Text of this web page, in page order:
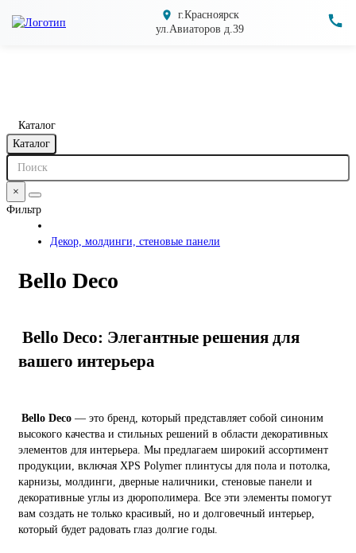
г.Красноярск
ул.Авиаторов д.39
Каталог
Каталог
×
Фильтр
Декор, молдинги, стеновые панели
Bello Deco
Bello Deco: Элегантные решения для
вашего интерьера
Bello Deco — это бренд, который представляет собой синоним
высокого качества и стильных решений в области декоративных
элементов для интерьера. Мы предлагаем широкий ассортимент
продукции, включая XPS Polymer плинтусы для пола и потолка,
карнизы, молдинги, дверные наличники, стеновые панели и
декоративные углы из дюрополимера. Все эти элементы помогут
вам создать не только красивый, но и долговечный интерьер,
который будет радовать глаз долгие годы.